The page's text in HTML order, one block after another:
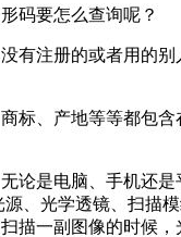
码要怎么查询呢？
有注册的或者用的
标、产地等等都包
论是电脑、手机还是
、光学透镜、扫描
描一副图像的时候，